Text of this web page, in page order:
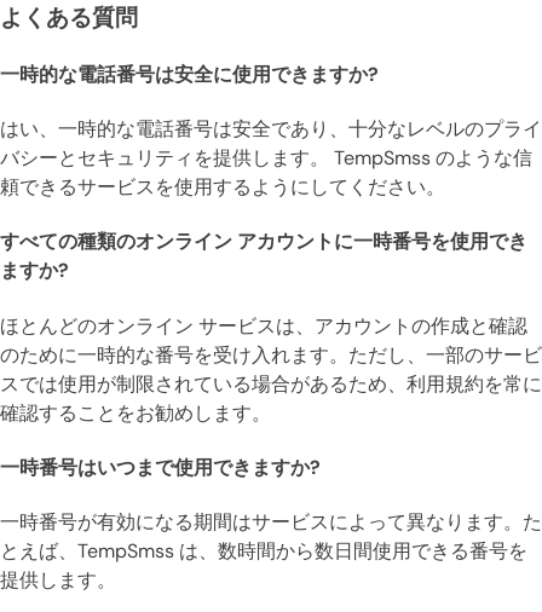
よくある質問
一時的な電話番号は安全に使用できますか?
はい、一時的な電話番号は安全であり、十分なレベルのプライ
バシーとセキュリティを提供します。 TempSmss のような信
頼できるサービスを使用するようにしてください。
すべての種類のオンライン アカウントに一時番号を使用でき
ますか?
ほとんどのオンライン サービスは、アカウントの作成と確認
のために一時的な番号を受け入れます。ただし、一部のサービ
スでは使用が制限されている場合があるため、利用規約を常に
確認することをお勧めします。
一時番号はいつまで使用できますか?
一時番号が有効になる期間はサービスによって異なります。た
とえば、TempSmss は、数時間から数日間使用できる番号を
提供します。